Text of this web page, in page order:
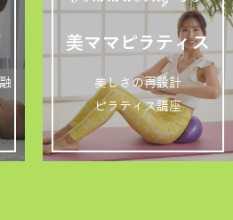
美ママピラティス
美しさの再設計
ピラティス講座